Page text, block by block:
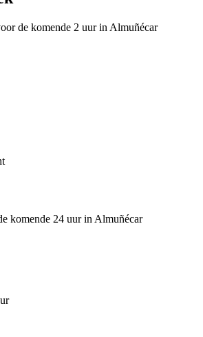
de komende 2 uur in Almuñécar
komende 24 uur in Almuñécar